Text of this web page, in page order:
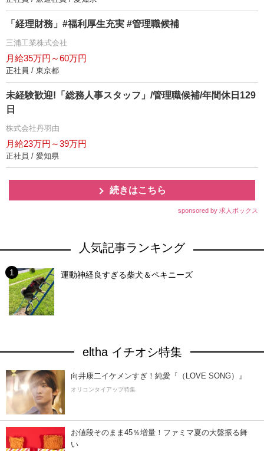
「経理財務」#福利厚生充実 #管理職候補
三浦工業株式会社
月給35万円～60万円
正社員 / 東京都
未経験歓迎!「総務人事スタッフ」/管理職候補/年間休日129
日
株式会社丹羽由
月給23万円～39万円
正社員 / 愛知県
続きはこちら
sponsored by 求人ボックス
人気記事ランキング
運動神経良すぎる柴犬＆ペキニーズ
eltha イチオシ特集
向井康二イケメンすぎ！純愛『（LOVE SONG）』
オリコンタイアップ特集
お値段そのまま45％増量！ファミマ夏の大盤振る舞
い